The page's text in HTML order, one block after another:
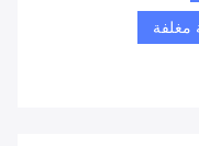
مغلفة